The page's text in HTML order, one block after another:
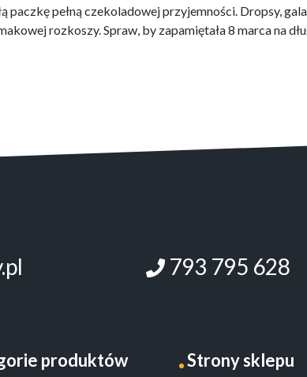
paczkę pełną czekoladowej przyjemności. Dropsy,
rozkoszy. Spraw, by zapamiętała 8 marca na
793 795 628
produktów Strony sklepu